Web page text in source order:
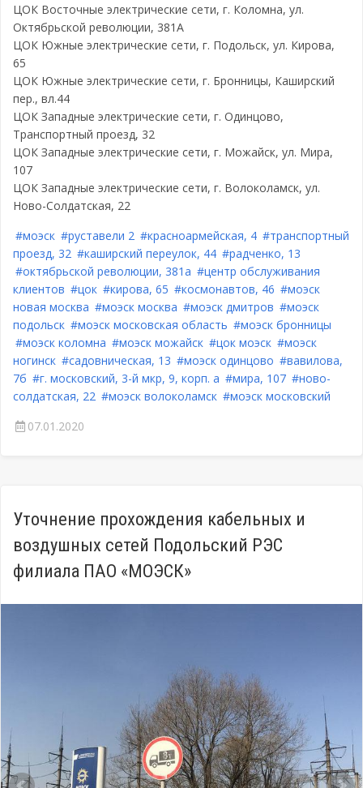
ЦОК Восточные электрические сети, г. Коломна, ул.
Октябрьской революции, 381А
ЦОК Южные электрические сети, г. Подольск, ул. Кирова,
65
ЦОК Южные электрические сети, г. Бронницы, Каширский
пер., вл.44
ЦОК Западные электрические сети, г. Одинцово,
Транспортный проезд, 32
ЦОК Западные электрические сети, г. Можайск, ул. Мира,
107
ЦОК Западные электрические сети, г. Волоколамск, ул.
Ново-Солдатская, 22
#моэск #руставели 2 #красноармейская, 4 #транспортный
проезд, 32 #каширский переулок, 44 #радченко, 13
#октябрьской революции, 381а #центр обслуживания
клиентов #цок #кирова, 65 #космонавтов, 46 #моэск
новая москва #моэск москва #моэск дмитров #моэск
подольск #моэск московская область #моэск бронницы
#моэск коломна #моэск можайск #цок моэск #моэск
ногинск #садовническая, 13 #моэск одинцово #вавилова,
7б #г. московский, 3-й мкр, 9, корп. а #мира, 107 #ново-
солдатская, 22 #моэск волоколамск #моэск московский
07.01.2020
Уточнение прохождения кабельных и
воздушных сетей Подольский РЭС
филиала ПАО «МОЭСК»